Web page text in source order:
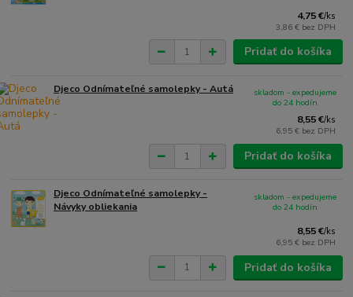
4,75 €/ks
3,86 € bez DPH
Pridať do košíka
Djeco Odnímateľné samolepky - Autá
8,55 €/ks
6,95 € bez DPH
skladom - expedujeme
do 24 hodín
Pridať do košíka
Djeco Odnímateľné samolepky -
Návyky obliekania
8,55 €/ks
6,95 € bez DPH
skladom - expedujeme
do 24 hodín
Pridať do košíka